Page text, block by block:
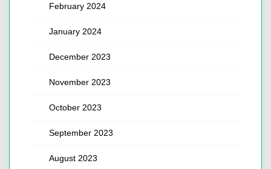
February 2024
January 2024
December 2023
November 2023
October 2023
September 2023
August 2023